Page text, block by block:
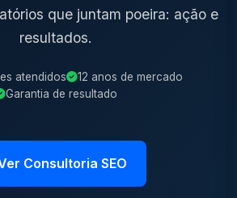
que juntam poeira: ação e
resultados.
atendidos
12 anos de mercado
Garantia de resultado
Consultoria SEO